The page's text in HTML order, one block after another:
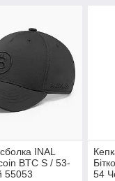
INAL
BTC S / 53-
55053
54